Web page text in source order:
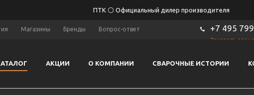
ПТК ⚪ Официальный дилер производителя
Магазины Бренды Вопрос-ответ +7 495
Заказать
АКЦИИ О КОМПАНИИ СВАРОЧНЫЕ ИСТОРИИ